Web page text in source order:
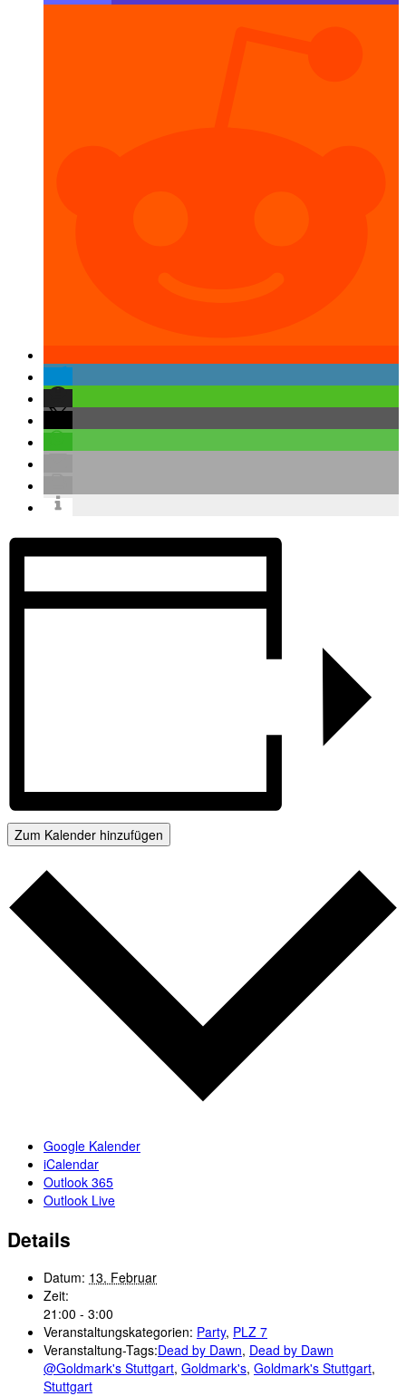
Zum Kalender hinzufügen
Google Kalender
iCalendar
Outlook 365
Outlook Live
Details
Datum: 13. Februar
Zeit:
21:00 - 3:00
Veranstaltungskategorien: Party, PLZ 7
Veranstaltung-Tags:Dead by Dawn, Dead by Dawn
@Goldmark's Stuttgart, Goldmark's, Goldmark's Stuttgart,
Stuttgart